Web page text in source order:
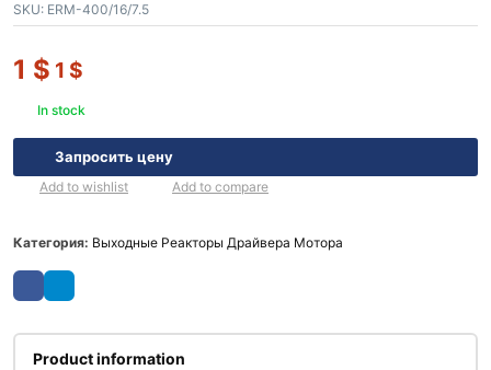
SKU: ERM-400/16/7.5
1 $ 1 $
In stock
Запросить цену
Add to wishlist Add to compare
Категория: Выходные Реакторы Драйвера Мотора
Product information